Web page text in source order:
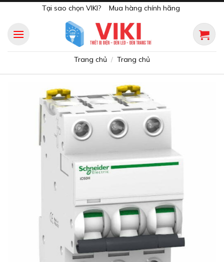
content
Tại sao chọn VIKI? Mua hàng chính hãng
Trang chủ / Trang chủ